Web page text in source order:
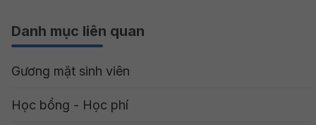
Danh mục liên quan
Gương mặt sinh viên
Học bổng - Học phí